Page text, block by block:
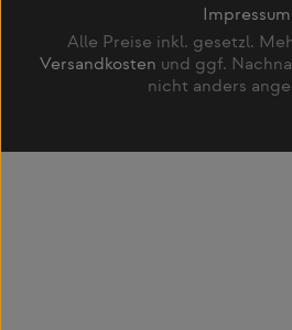
Impressum
Alle Preise inkl. gesetzl.
Versandkosten und ggf.
nicht anders